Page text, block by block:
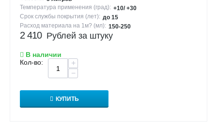
Температура применения (град): +10/ +30
Срок службы покрытия (лет): до 15
Расход материала на 1м? (мл): 150-250
2 410 Рублей за штуку
В наличии
Кол-во:
+
−
КУПИТЬ